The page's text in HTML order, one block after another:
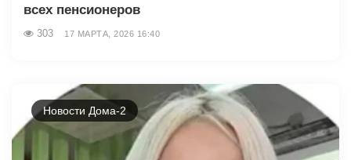
всех пенсионеров
303 17 МАРТА, 2026 16:40
Новости Дома-2